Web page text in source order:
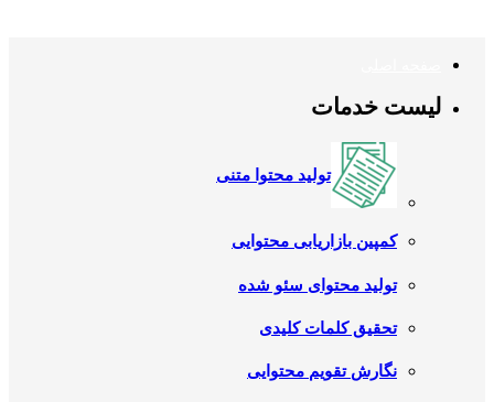
لیست خدمات
تولید محتوا متنی
کمپین بازاریابی محتوایی
تولید محتوای سئو شده
تحقیق کلمات کلیدی
نگارش تقویم محتوایی